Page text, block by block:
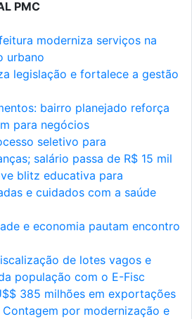
PMC
moderniza serviços na
urbano
legislação e fortalece a gestão
bairro planejado reforça
para negócios
seletivo para
salário passa de R$ 15 mil
blitz educativa para
e cuidados com a saúde
e economia pautam encontro
de lotes vagos e
população com o E-Fisc
385 milhões em exportações
por modernização e